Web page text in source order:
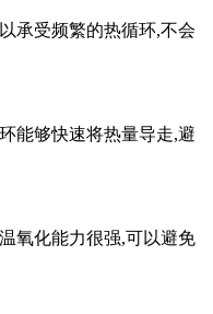
承受频繁的热循环,不会
能够快速将热量导走,避
氧化能力很强,可以避免